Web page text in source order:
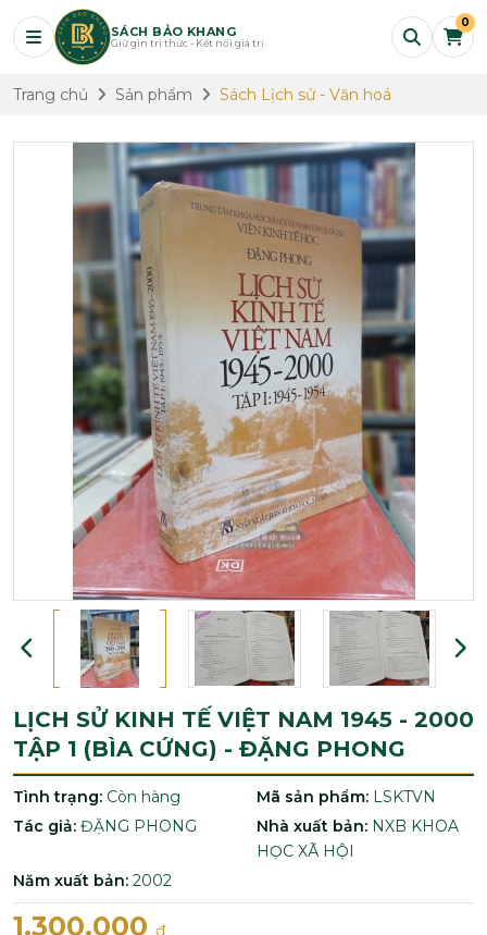
SÁCH BẢO KHANG
Giữ gìn tri thức - Kết nối giá trị
0
Trang chủ Sản phẩm Sách Lịch sử - Văn hoá
LỊCH SỬ KINH TẾ VIỆT NAM 1945 - 2000
TẬP 1 (BÌA CỨNG) - ĐẶNG PHONG
Tình trạng: Còn hàng Mã sản phẩm: LSKTVN
Tác giả: ĐẶNG PHONG Nhà xuất bản: NXB KHOA
HỌC XÃ HỘI
Năm xuất bản: 2002
1.300.000 đ